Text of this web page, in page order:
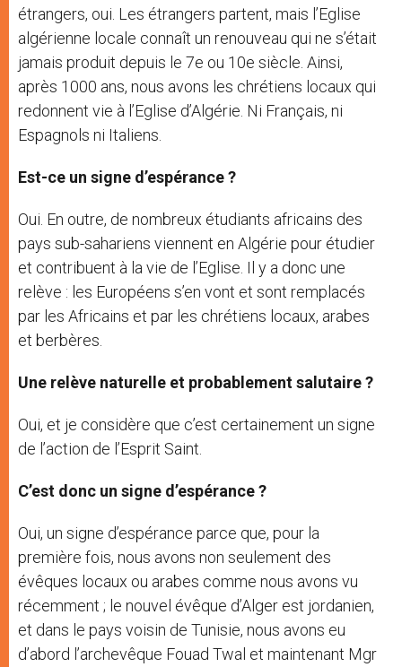
étrangers, oui. Les étrangers partent, mais l’Eglise
algérienne locale connaît un renouveau qui ne s’était
jamais produit depuis le 7e ou 10e siècle. Ainsi,
après 1000 ans, nous avons les chrétiens locaux qui
redonnent vie à l’Eglise d’Algérie. Ni Français, ni
Espagnols ni Italiens.
Est-ce un signe d’espérance ?
Oui. En outre, de nombreux étudiants africains des
pays sub-sahariens viennent en Algérie pour étudier
et contribuent à la vie de l’Eglise. Il y a donc une
relève : les Européens s’en vont et sont remplacés
par les Africains et par les chrétiens locaux, arabes
et berbères.
Une relève naturelle et probablement salutaire ?
Oui, et je considère que c’est certainement un signe
de l’action de l’Esprit Saint.
C’est donc un signe d’espérance ?
Oui, un signe d’espérance parce que, pour la
première fois, nous avons non seulement des
évêques locaux ou arabes comme nous avons vu
récemment ; le nouvel évêque d’Alger est jordanien,
et dans le pays voisin de Tunisie, nous avons eu
d’abord l’archevêque Fouad Twal et maintenant Mgr